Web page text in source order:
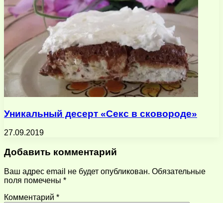
Уникальный десерт «Секс в сковороде»
27.09.2019
Добавить комментарий
Ваш адрес email не будет опубликован. Обязательные
поля помечены *
Комментарий *